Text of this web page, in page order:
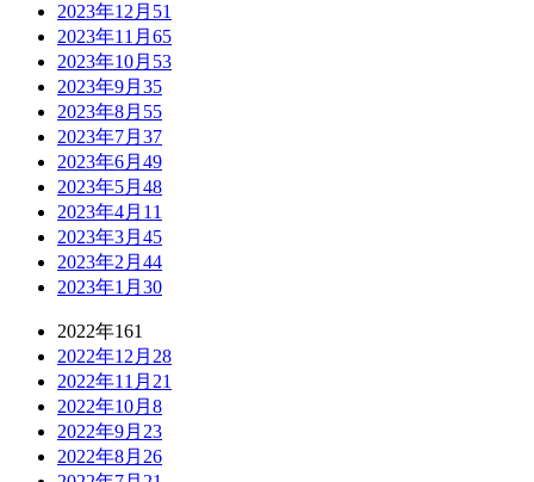
2023年12月 51
2023年11月 65
2023年10月 53
2023年9月 35
2023年8月 55
2023年7月 37
2023年6月 49
2023年5月 48
2023年4月 11
2023年3月 45
2023年2月 44
2023年1月 30
2022年161
2022年12月 28
2022年11月 21
2022年10月 8
2022年9月 23
2022年8月 26